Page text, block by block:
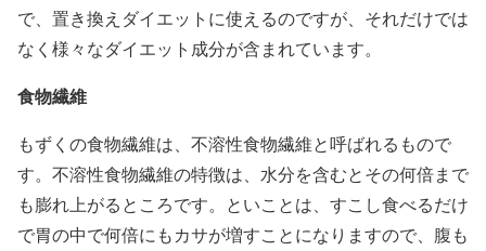
で、置き換えダイエットに使えるのですが、それだけでは
なく様々なダイエット成分が含まれています。
食物繊維
もずくの食物繊維は、不溶性食物繊維と呼ばれるもので
す。不溶性食物繊維の特徴は、水分を含むとその何倍まで
も膨れ上がるところです。といことは、すこし食べるだけ
で胃の中で何倍にもカサが増すことになりますので、腹も